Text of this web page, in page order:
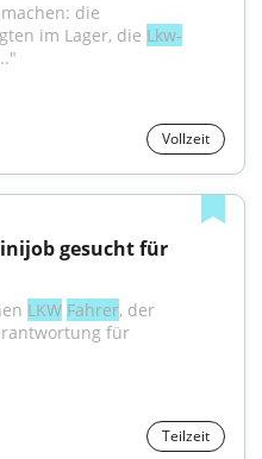
die
im Lager, die Lkw-
Vollzeit
gesucht für
LKW Fahrer, der
für
Teilzeit